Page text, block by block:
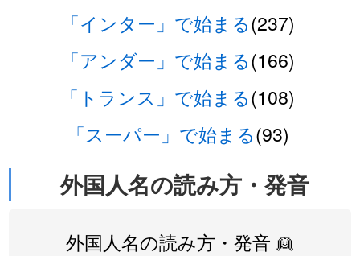
「インター」で始まる(237)
「アンダー」で始まる(166)
「トランス」で始まる(108)
「スーパー」で始まる(93)
外国人名の読み方・発音
外国人名の読み方・発音 👱